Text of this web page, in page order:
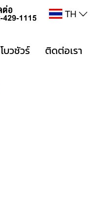
TH
โบวชัวร์ ติดต่อเรา